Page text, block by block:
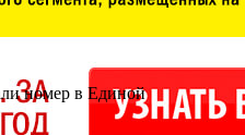
номер в Единой